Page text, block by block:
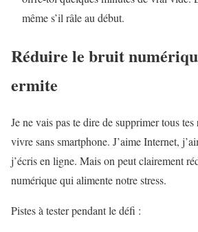
même s’il râle au début.
Réduire le bruit
ermite
Je ne vais pas te dire de supprimer tous
vivre sans smartphone. J’aime Internet,
j’écris en ligne. Mais on peut clairement
numérique qui alimente notre stress.
Pistes à tester pendant le défi :